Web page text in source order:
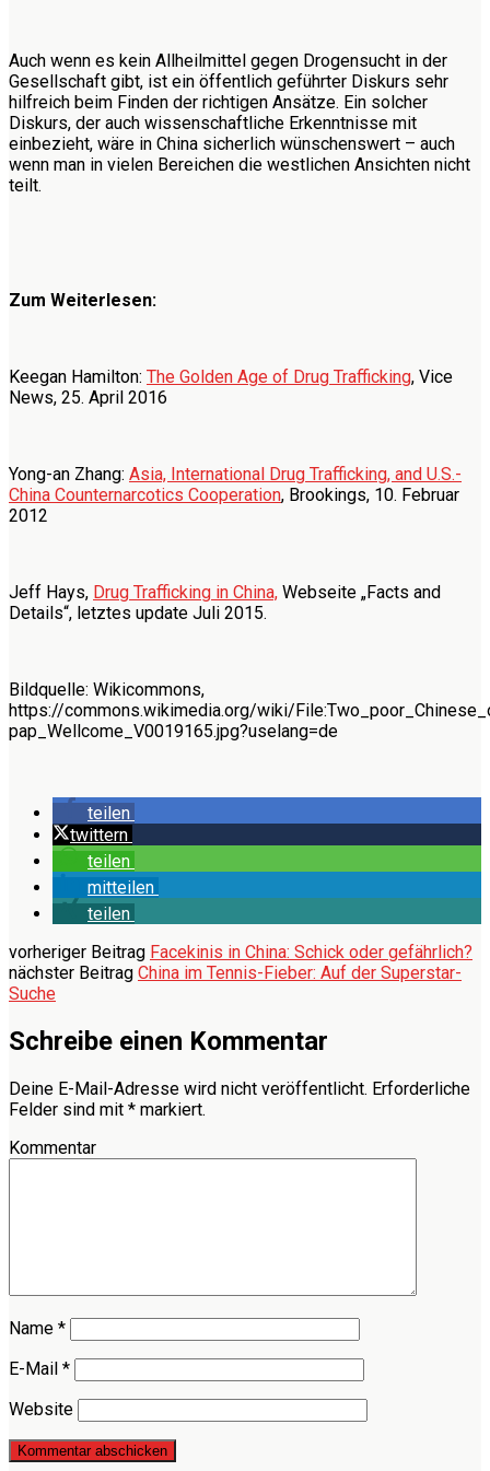
Auch wenn es kein Allheilmittel gegen Drogensucht in der
Gesellschaft gibt, ist ein öffentlich geführter Diskurs sehr
hilfreich beim Finden der richtigen Ansätze. Ein solcher
Diskurs, der auch wissenschaftliche Erkenntnisse mit
einbezieht, wäre in China sicherlich wünschenswert – auch
wenn man in vielen Bereichen die westlichen Ansichten nicht
teilt.
Zum Weiterlesen:
Keegan Hamilton: The Golden Age of Drug Trafficking, Vice
News, 25. April 2016
Yong-an Zhang: Asia, International Drug Trafficking, and U.S.-
China Counternarcotics Cooperation, Brookings, 10. Februar
2012
Jeff Hays, Drug Trafficking in China, Webseite „Facts and
Details“, letztes update Juli 2015.
Bildquelle: Wikicommons,
https://commons.wikimedia.org/wiki/
pap_Wellcome_V0019165.jpg?uselang=de
teilen
twittern
teilen
mitteilen
teilen
vorheriger Beitrag Facekinis in China: Schick oder gefährlich?
nächster Beitrag China im Tennis-Fieber: Auf der Superstar-
Suche
Schreibe einen Kommentar
Deine E-Mail-Adresse wird nicht veröffentlicht. Erforderliche
Felder sind mit * markiert.
Kommentar
Name *
E-Mail *
Website